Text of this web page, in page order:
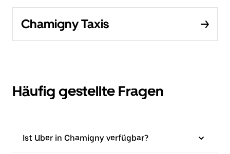
Chamigny Taxis
Häufig gestellte Fragen
Ist Uber in Chamigny verfügbar?